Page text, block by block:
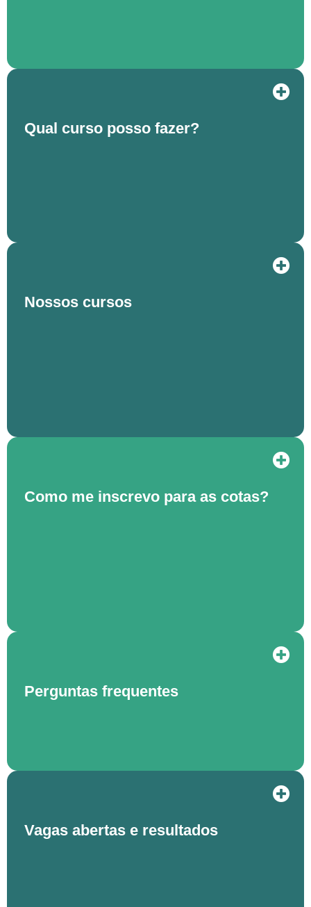
Qual curso posso fazer?
Nossos cursos
Como me inscrevo para as cotas?
Perguntas frequentes
Vagas abertas e resultados